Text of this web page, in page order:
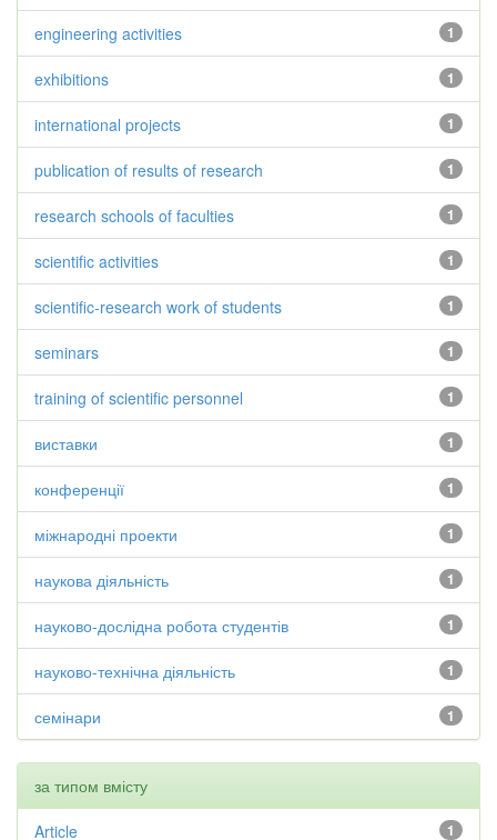
1
engineering activities
1
exhibitions
1
international projects
1
publication of results of research
1
research schools of faculties
1
scientific activities
1
scientific-research work of students
1
seminars
1
training of scientific personnel
1
виставки
1
конференції
1
міжнародні проекти
1
наукова діяльність
1
науково-дослідна робота студентів
1
науково-технічна діяльність
1
семінари
за типом вмісту
1
Article